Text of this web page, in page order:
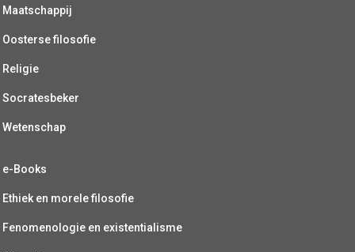
Maatschappij
Oosterse filosofie
Religie
Socratesbeker
Wetenschap
e-Books
Ethiek en morele filosofie
Fenomenologie en existentialisme